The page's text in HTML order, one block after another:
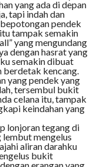
yang ada di depan
tapi indah dan
pendek
tampak semakin
yang mengundang
dengan hasrat yang
semakin dibuat
berdetak kencang.
yang pendek yang
tersembul bukit
celana itu, tampak
keindahan yang
lonjoran tegang di
lembut mengelus
aliran darahku
bukit